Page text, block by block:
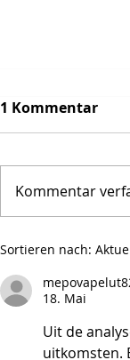
Wertsches-
1 Kommentar
Kommentar
Sortieren nach:
18. Mai
Uit de
uitkomsten.